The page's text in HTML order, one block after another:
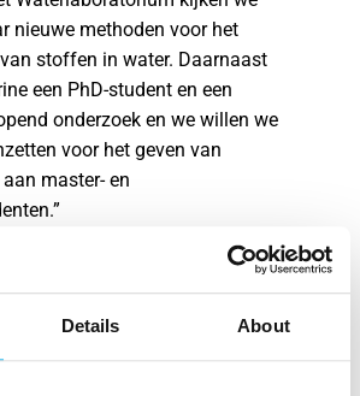
Details About
nieuwe methoden voor het
stoffen in water. Daarnaast
een PhD-student en een
onderzoek en we willen we
voor het geven van
master- en
dat beide organisaties veel
leren: “Academici krijgen
op de dagelijkse praktijk in een